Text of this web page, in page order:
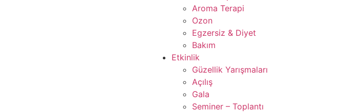
Aroma Terapi
Ozon
Egzersiz & Diyet
Bakım
Etkinlik
Güzellik Yarışmaları
Açılış
Gala
Seminer – Toplantı